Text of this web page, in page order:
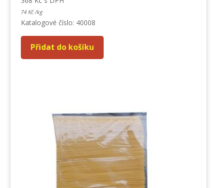
74 Kč /kg
Katalogové číslo: 40008
Přidat do košíku